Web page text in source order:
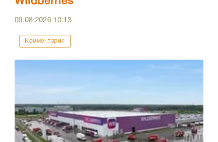
09.08.2026 10:13
Комментарии